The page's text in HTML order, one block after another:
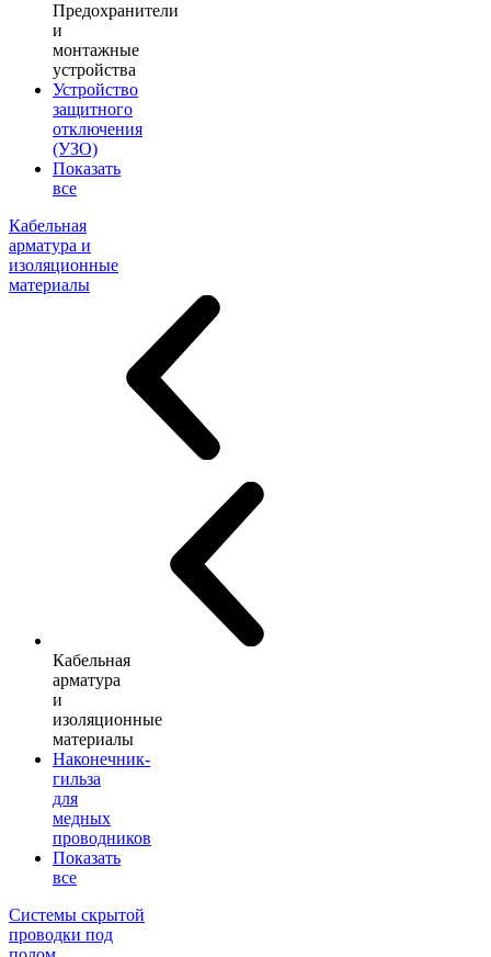
Предохранители
и
монтажные
устройства
Устройство
защитного
отключения
(УЗО)
Показать
все
Кабельная
арматура и
изоляционные
материалы
Кабельная
арматура
и
изоляционные
материалы
Наконечник-
гильза
для
медных
проводников
Показать
все
Системы скрытой
проводки под